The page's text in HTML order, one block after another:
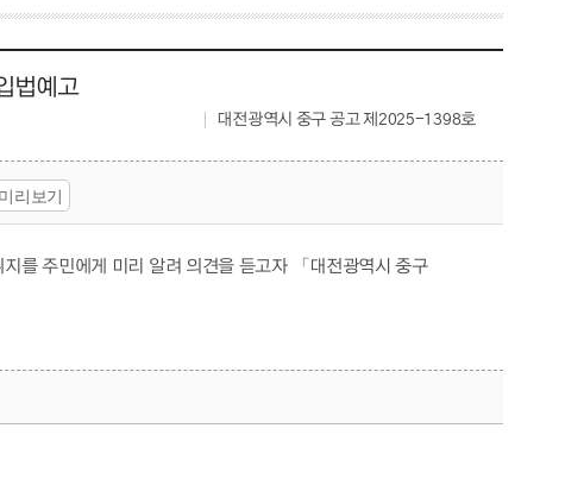
법예고
대전광역시 중구 공고 제2025-1398호
미리보기
를 주민에게 미리 알려 의견을 듣고자 「대전광역시 중구